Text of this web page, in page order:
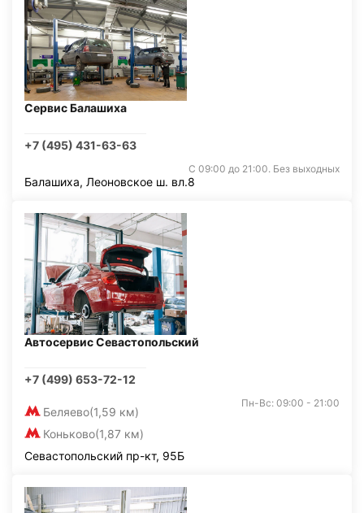
Сервис Балашиха
+7 (495) 431-63-63
С 09:00 до 21:00. Без выходных
Балашиха, Леоновское ш. вл.8
Автосервис Севастопольский
+7 (499) 653-72-12
Беляево(1,59 км)
Коньково(1,87 км)
Пн-Вс: 09:00 - 21:00
Севастопольский пр-кт, 95Б